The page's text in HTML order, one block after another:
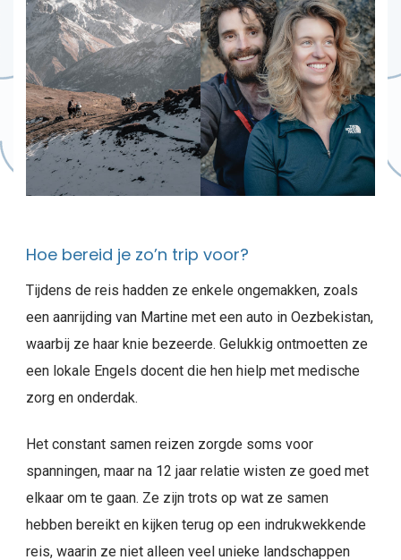
Hoe bereid je zo’n trip voor?
Tijdens de reis hadden ze enkele ongemakken, zoals
een aanrijding van Martine met een auto in Oezbekistan,
waarbij ze haar knie bezeerde. Gelukkig ontmoetten ze
een lokale Engels docent die hen hielp met medische
zorg en onderdak.
Het constant samen reizen zorgde soms voor
spanningen, maar na 12 jaar relatie wisten ze goed met
elkaar om te gaan. Ze zijn trots op wat ze samen
hebben bereikt en kijken terug op een indrukwekkende
reis, waarin ze niet alleen veel unieke landschappen